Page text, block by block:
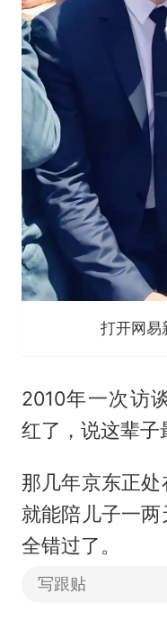
打开网易
2010年一次访
红了，说这辈子
那几年京东正
就能陪儿子一
全错过了。
这次福建行章
写跟贴